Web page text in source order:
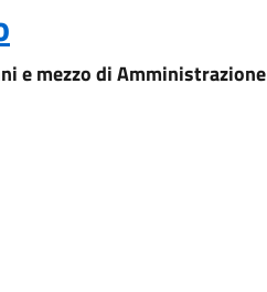
e mezzo di Amministrazione